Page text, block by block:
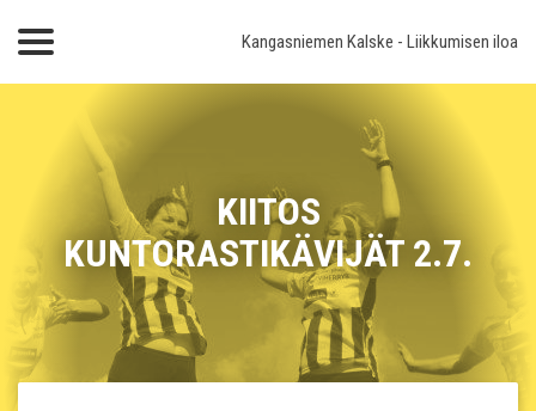
Kangasniemen Kalske - Liikkumisen iloa
KIITOS
KUNTORASTIKÄVIJÄT 2.7.